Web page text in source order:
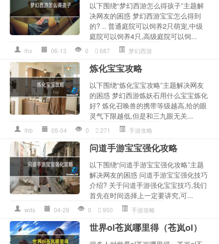
以下围绕“梦幻西游怎么得孩子”主题解
决网友的困惑 梦幻西游宝宝怎么得到
的? .. 普通庭院可以饲养2只萌宠,中级
庭院可以饲养4只,高级庭院可以饲...
lhx 06-13 0 687 梦幻西游
炼化宝宝攻略
以下围绕“炼化宝宝攻略”主题解决网友
的困惑 梦幻西游炼妖石用什么宝宝炼化
好? 炼化召唤兽的携带等级越高,给的眼
灵气下限越低,但是和三九眼无关...
lhb 05-04 0 271 手游攻略
问道手游宝宝强化攻略
以下围绕“问道手游宝宝强化攻略”主题
解决网友的困惑 问道手游宝宝强化技巧
介绍? 关于问道手游强化宝宝技巧,我们
首先在时间选择上一定要讲究,可...
wds 04-29 0 950 手游攻略
世界ol苍岚哪里得（苍岚ol）